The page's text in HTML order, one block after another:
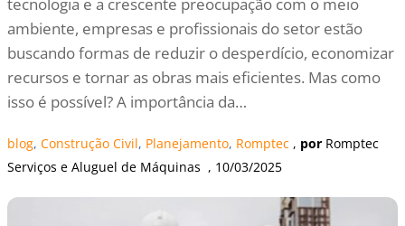
ambiente, empresas e profissionais do setor estão
buscando formas de reduzir o desperdício, economizar
recursos e tornar as obras mais eficientes. Mas como
isso é possível? A importância da…
blog, Construção Civil, Planejamento, Romptec , por Romptec
Serviços e Aluguel de Máquinas
  ,
10/03/2025